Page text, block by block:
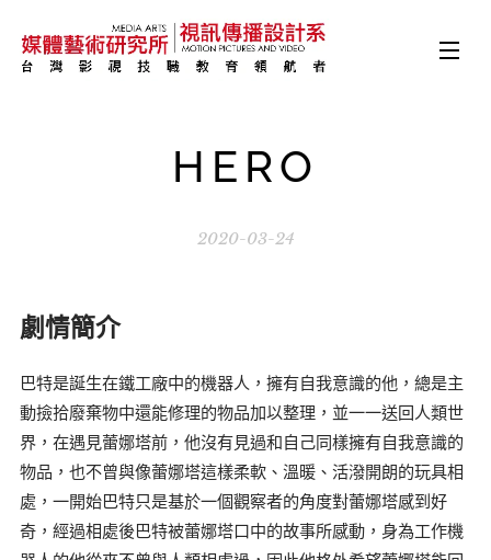
HERO
2020-03-24
劇情簡介
巴特是誕生在鐵工廠中的機器人，擁有自我意識的他，總是主
動撿拾廢棄物中還能修理的物品加以整理，並一一送回人類世
界，在遇見蕾娜塔前，他沒有見過和自己同樣擁有自我意識的
物品，也不曾與像蕾娜塔這樣柔軟、溫暖、活潑開朗的玩具相
處，一開始巴特只是基於一個觀察者的角度對蕾娜塔感到好
奇，經過相處後巴特被蕾娜塔口中的故事所感動，身為工作機